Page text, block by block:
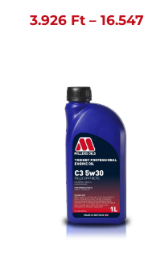
3.926 Ft – 16.547